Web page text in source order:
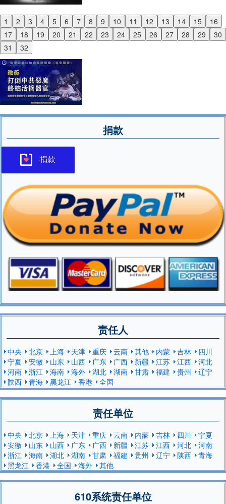
1 2 3 4 5 6 7 8 9 10 11 12 13 14 15
16
17
18 19 20 21 22 23 24 25 26 27 28 29
30
31
32
Previous
Next
捐款
捐款
责任人
中央 北京 上海 天津 重庆 云南 其他 内蒙 吉林
四川
宁夏
安徽 山东 山西 广东 广西 新疆 江苏 江西
河北
河南
浙江 海南 海外 湖北 湖南 甘肃 福建 贵州
辽宁
陕西
青海 黑龙江 香港 全国
责任单位
中央 北京 上海 天津 重庆 云南 内蒙 吉林 四川
宁夏
安徽
山东 山西 广东 广西 新疆 江苏 江西 河北
河南
浙江
海南 湖北 湖南 甘肃 福建 贵州 辽宁 陕西
青海
黑龙江
香港 全国 海外 其他
610系统责任单位